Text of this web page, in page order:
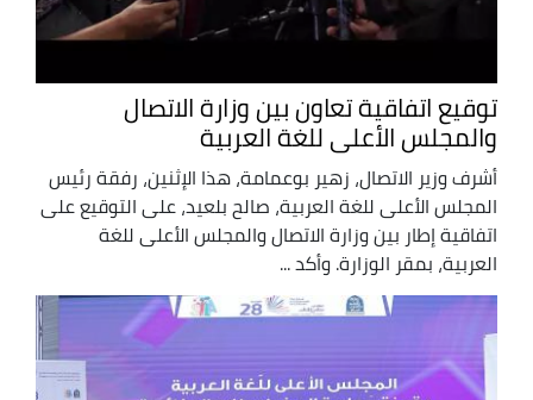
توقيع اتفاقية تعاون بين وزارة الاتصال
والمجلس الأعلى للغة العربية
أشرف وزير الاتصال، زهير بوعمامة، هذا الإثنين، رفقة رئيس
المجلس الأعلى للغة العربية، صالح بلعيد، على التوقيع على
اتفاقية إطار بين وزارة الاتصال والمجلس الأعلى للغة
العربية، بمقر الوزارة. وأكد ...